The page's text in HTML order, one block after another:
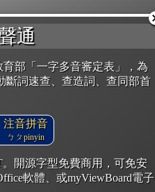
通
育部「一字多音審定表」，為
斷詞速查、查造詞、查同部首
注音拼音
ㄅㄆpinyin
開源字型免費商用，可免安
軟體、或myViewBoard電子